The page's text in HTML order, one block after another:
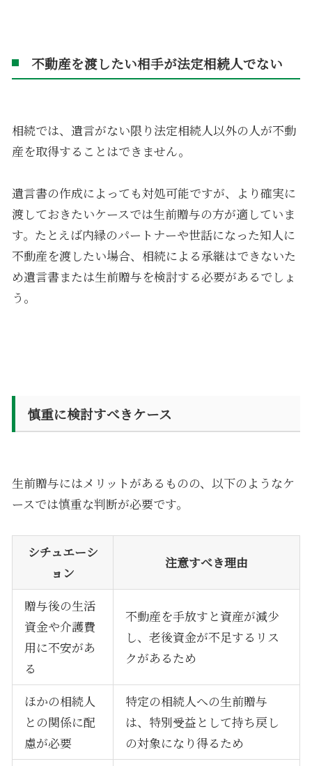
不動産を渡したい相手が法定相続人でない
相続では、遺言がない限り法定相続人以外の人が不動
産を取得することはできません。
遺言書の作成によっても対処可能ですが、より確実に
渡しておきたいケースでは生前贈与の方が適していま
す。たとえば内縁のパートナーや世話になった知人に
不動産を渡したい場合、相続による承継はできないた
め遺言書または生前贈与を検討する必要があるでしょ
う。
慎重に検討すべきケース
生前贈与にはメリットがあるものの、以下のようなケ
ースでは慎重な判断が必要です。
シチュエーシ
ョン
注意すべき理由
贈与後の生活
資金や介護費
用に不安があ
る
不動産を手放すと資産が減少
し、老後資金が不足するリス
クがあるため
ほかの相続人
との関係に配
慮が必要
特定の相続人への生前贈与
は、特別受益として持ち戻し
の対象になり得るため